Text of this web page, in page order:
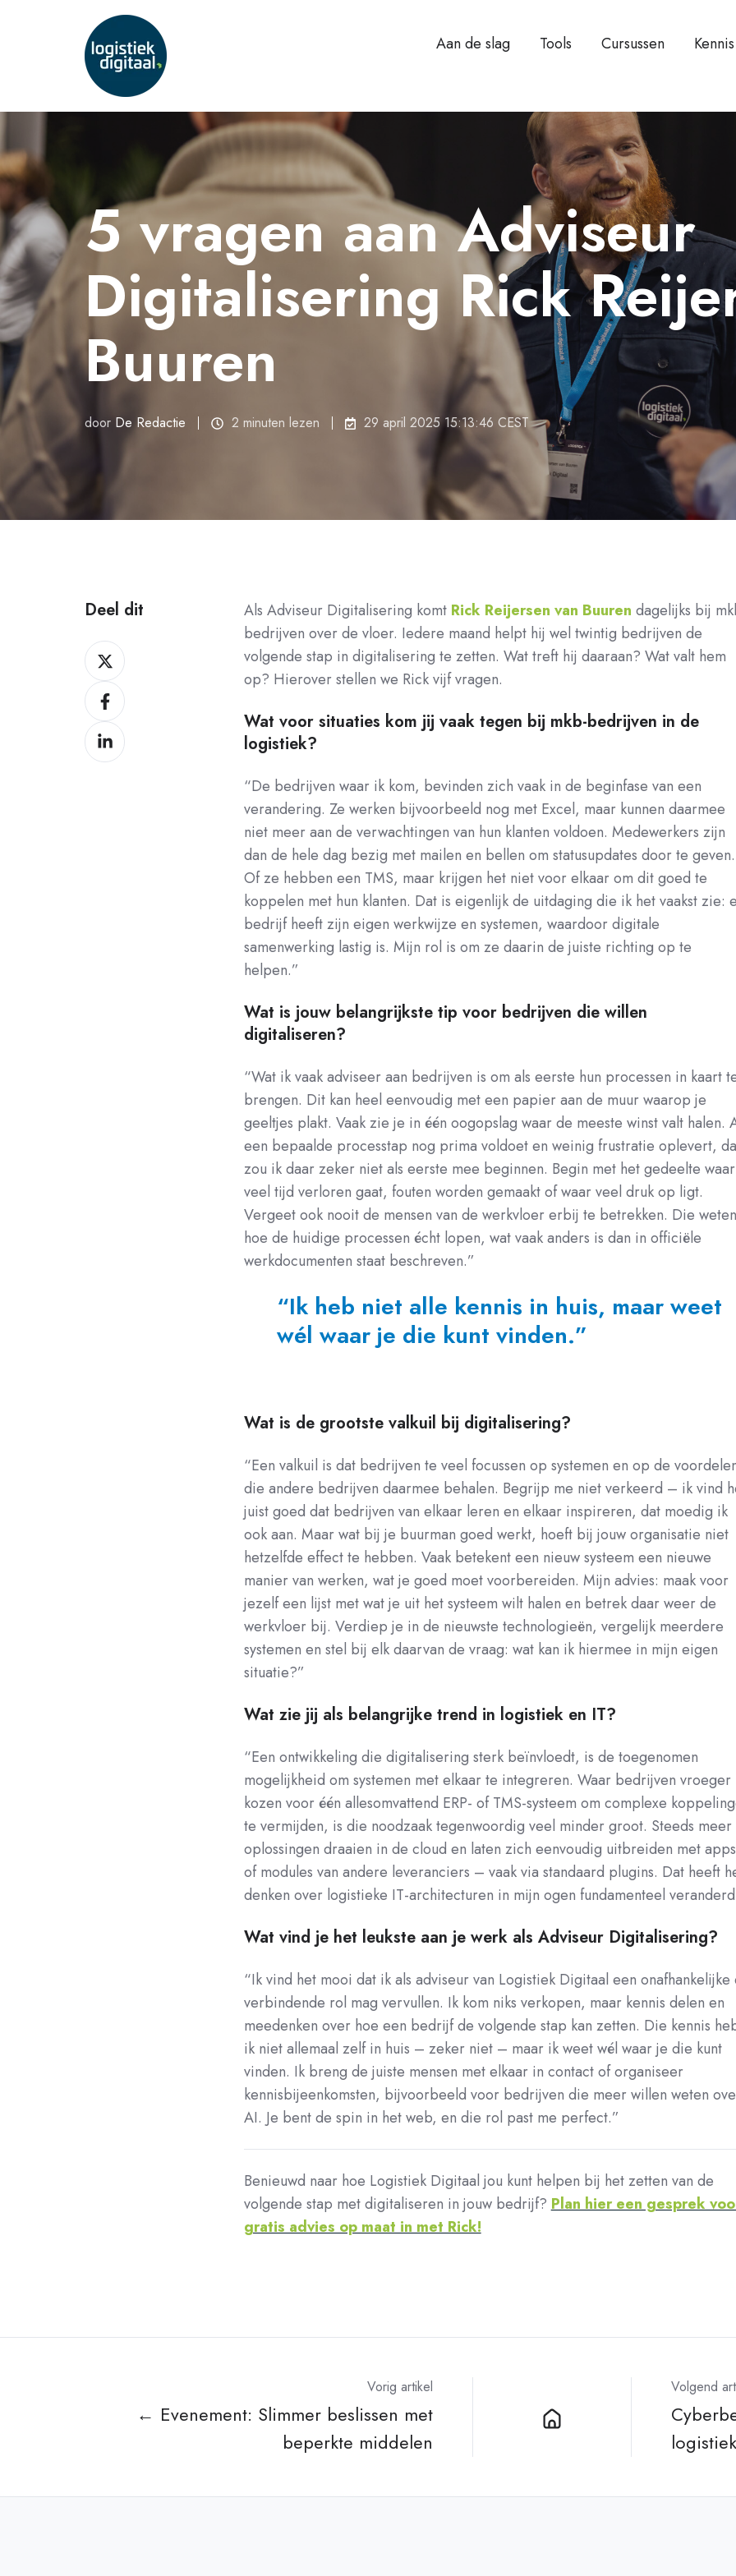
Aan de slag Tools Cursussen Kennis
5 vragen aan Adviseur
Digitalisering Rick
Buuren
door De Redactie 2 minuten lezen 29 april 2025 15:13:46 CEST
Als Adviseur Digitalisering komt Rick Reijersen van Buuren dagelijks bij
bedrijven over de vloer. Iedere maand helpt hij wel twintig bedrijven de
volgende stap in digitalisering te zetten. Wat treft hij daaraan? Wat valt hem
op? Hierover stellen we Rick vijf vragen.
Wat voor situaties kom jij vaak tegen bij mkb-bedrijven in de
logistiek?
“De bedrijven waar ik kom, bevinden zich vaak in de beginfase van een
verandering. Ze werken bijvoorbeeld nog met Excel, maar kunnen daarmee
niet meer aan de verwachtingen van hun klanten voldoen. Medewerkers zijn
dan de hele dag bezig met mailen en bellen om statusupdates door te geven.
Of ze hebben een TMS, maar krijgen het niet voor elkaar om dit goed te
koppelen met hun klanten. Dat is eigenlijk de uitdaging die ik het vaakst zie:
bedrijf heeft zijn eigen werkwijze en systemen, waardoor digitale
samenwerking lastig is. Mijn rol is om ze daarin de juiste richting op te
helpen.”
Wat is jouw belangrijkste tip voor bedrijven die willen
digitaliseren?
“Wat ik vaak adviseer aan bedrijven is om als eerste hun processen in kaart
brengen. Dit kan heel eenvoudig met een papier aan de muur waarop je
geeltjes plakt. Vaak zie je in één oogopslag waar de meeste winst valt halen.
een bepaalde processtap nog prima voldoet en weinig frustratie oplevert,
zou ik daar zeker niet als eerste mee beginnen. Begin met het gedeelte waar
veel tijd verloren gaat, fouten worden gemaakt of waar veel druk op ligt.
Vergeet ook nooit de mensen van de werkvloer erbij te betrekken. Die weten
hoe de huidige processen écht lopen, wat vaak anders is dan in officiële
werkdocumenten staat beschreven.”
“Ik heb niet alle kennis in huis, maar weet
wél waar je die kunt vinden.”
Wat is de grootste valkuil bij digitalisering?
“Een valkuil is dat bedrijven te veel focussen op systemen en op de
die andere bedrijven daarmee behalen. Begrijp me niet verkeerd – ik vind
juist goed dat bedrijven van elkaar leren en elkaar inspireren, dat moedig ik
ook aan. Maar wat bij je buurman goed werkt, hoeft bij jouw organisatie niet
hetzelfde effect te hebben. Vaak betekent een nieuw systeem een nieuwe
manier van werken, wat je goed moet voorbereiden. Mijn advies: maak voor
jezelf een lijst met wat je uit het systeem wilt halen en betrek daar weer de
werkvloer bij. Verdiep je in de nieuwste technologieën, vergelijk meerdere
systemen en stel bij elk daarvan de vraag: wat kan ik hiermee in mijn eigen
situatie?”
Wat zie jij als belangrijke trend in logistiek en IT?
“Een ontwikkeling die digitalisering sterk beïnvloedt, is de toegenomen
mogelijkheid om systemen met elkaar te integreren. Waar bedrijven vroeger
kozen voor één allesomvattend ERP- of TMS-systeem om complexe
te vermijden, is die noodzaak tegenwoordig veel minder groot. Steeds meer
oplossingen draaien in de cloud en laten zich eenvoudig uitbreiden met apps
of modules van andere leveranciers – vaak via standaard plugins. Dat heeft
denken over logistieke IT-architecturen in mijn ogen fundamenteel
Wat vind je het leukste aan je werk als Adviseur Digitalisering?
“Ik vind het mooi dat ik als adviseur van Logistiek Digitaal een onafhankelijke
verbindende rol mag vervullen. Ik kom niks verkopen, maar kennis delen en
meedenken over hoe een bedrijf de volgende stap kan zetten. Die kennis
ik niet allemaal zelf in huis – zeker niet – maar ik weet wél waar je die kunt
vinden. Ik breng de juiste mensen met elkaar in contact of organiseer
kennisbijeenkomsten, bijvoorbeeld voor bedrijven die meer willen weten
AI. Je bent de spin in het web, en die rol past me perfect.”
Benieuwd naar hoe Logistiek Digitaal jou kunt helpen bij het zetten van de
volgende stap met digitaliseren in jouw bedrijf? Plan hier een gesprek
gratis advies op maat in met Rick!
Deel dit
Deel
dit
op
X
Deel
dit
op
Facebook
Deel
dit
Vorig artikel
← Evenement: Slimmer beslissen met
beperkte middelen
Volgend